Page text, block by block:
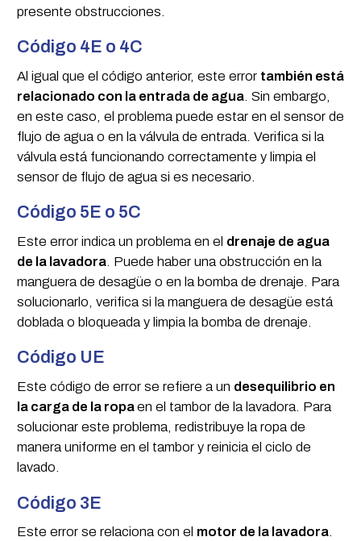
presente obstrucciones.
Código 4E o 4C
Al igual que el código anterior, este error también está
relacionado con la entrada de agua. Sin embargo,
en este caso, el problema puede estar en el sensor de
flujo de agua o en la válvula de entrada. Verifica si la
válvula está funcionando correctamente y limpia el
sensor de flujo de agua si es necesario.
Código 5E o 5C
Este error indica un problema en el drenaje de agua
de la lavadora. Puede haber una obstrucción en la
manguera de desagüe o en la bomba de drenaje. Para
solucionarlo, verifica si la manguera de desagüe está
doblada o bloqueada y limpia la bomba de drenaje.
Código UE
Este código de error se refiere a un desequilibrio en
la carga de la ropaen el tambor de la lavadora. Para
solucionar este problema, redistribuye la ropa de
manera uniforme en el tambor y reinicia el ciclo de
lavado.
Código 3E
Este error se relaciona con el motor de la lavadora.